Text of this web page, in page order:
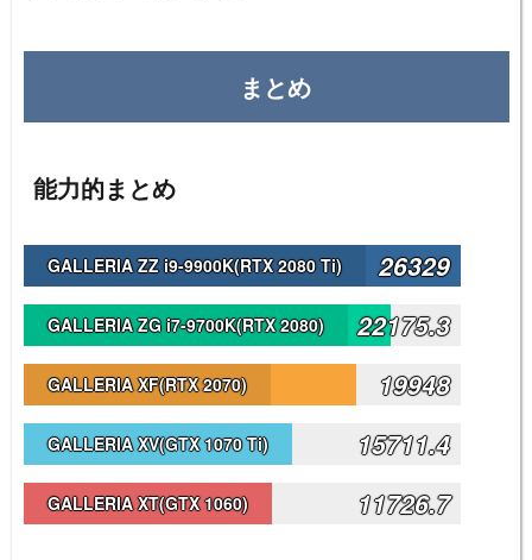
まとめ
能力的まとめ
GALLERIA ZZ i9-9900K(RTX 2080 Ti) 26329
GALLERIA ZG i7-9700K(RTX 2080) 22175.3
GALLERIA XF(RTX 2070) 19948
GALLERIA XV(GTX 1070 Ti) 15711.4
GALLERIA XT(GTX 1060) 11726.7